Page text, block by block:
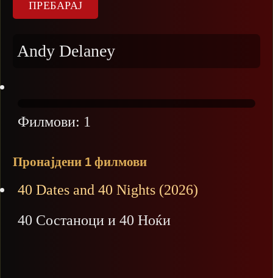
Andy Delaney
Филмови: 1
Пронајдени 1 филмови
40 Dates and 40 Nights (2026)
40 Состаноци и 40 Ноќи